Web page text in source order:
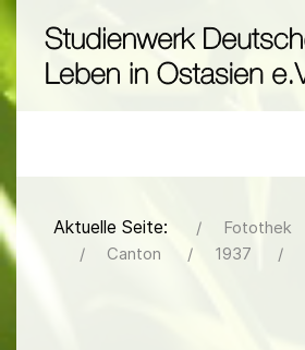
Aktuelle Seite: Fotothek
Canton
1937